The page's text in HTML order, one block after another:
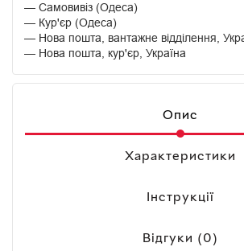
Самовивіз (Одеса)
Кур'єр (Одеса)
Нова пошта, вантажне відділення,
Нова пошта, кур'єр, Україна
Опис
Характеристики
Інструкції
Відгуки (0)